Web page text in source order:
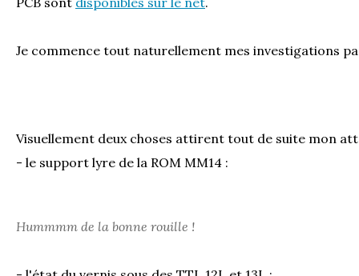
Je commence tout naturellement mes investigations
Visuellement deux choses attirent tout de suite mon
- le support lyre de la ROM MM14 :
Hummmm de la bonne rouille !